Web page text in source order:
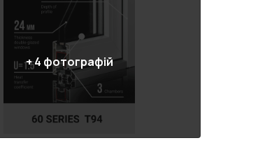
+4 фотографій